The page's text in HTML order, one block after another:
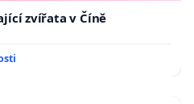
zvířata v Číně